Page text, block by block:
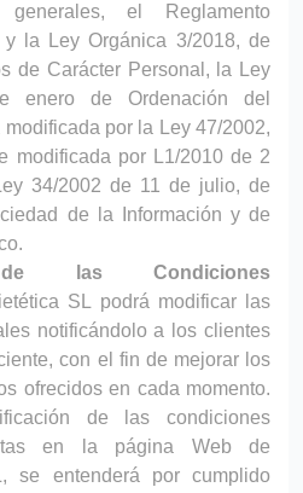
el Reglamento
y la Ley Orgánica 3/2018, de
de Carácter Personal, la Ley
enero de Ordenación del
por la Ley 47/2002,
modificada por L1/2010 de 2
34/2002 de 11 de julio, de
de la Información y de
de las Condiciones
SL podrá modificar las
notificándolo a los clientes
con el fin de mejorar los
ofrecidos en cada momento.
de las condiciones
en la página Web de
se entenderá por cumplido